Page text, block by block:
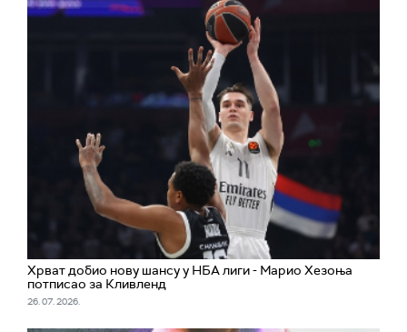
Хрват добио нову шансу у НБА лиги - Марио Хезоња
потписао за Кливленд
26. 07. 2026.